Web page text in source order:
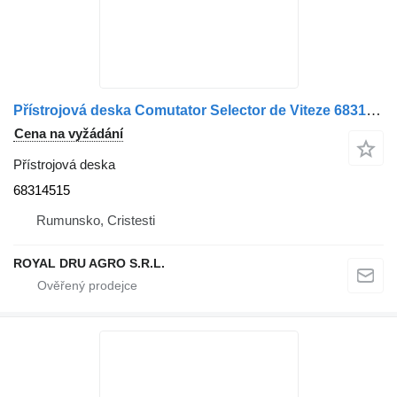
Přístrojová deska Comutator Selector de Viteze 68314515 pro nákladní auta Solaris ECU E33001 G0104 A1197-004-02-12
Cena na vyžádání
Přístrojová deska
68314515
Rumunsko, Cristesti
ROYAL DRU AGRO S.R.L.